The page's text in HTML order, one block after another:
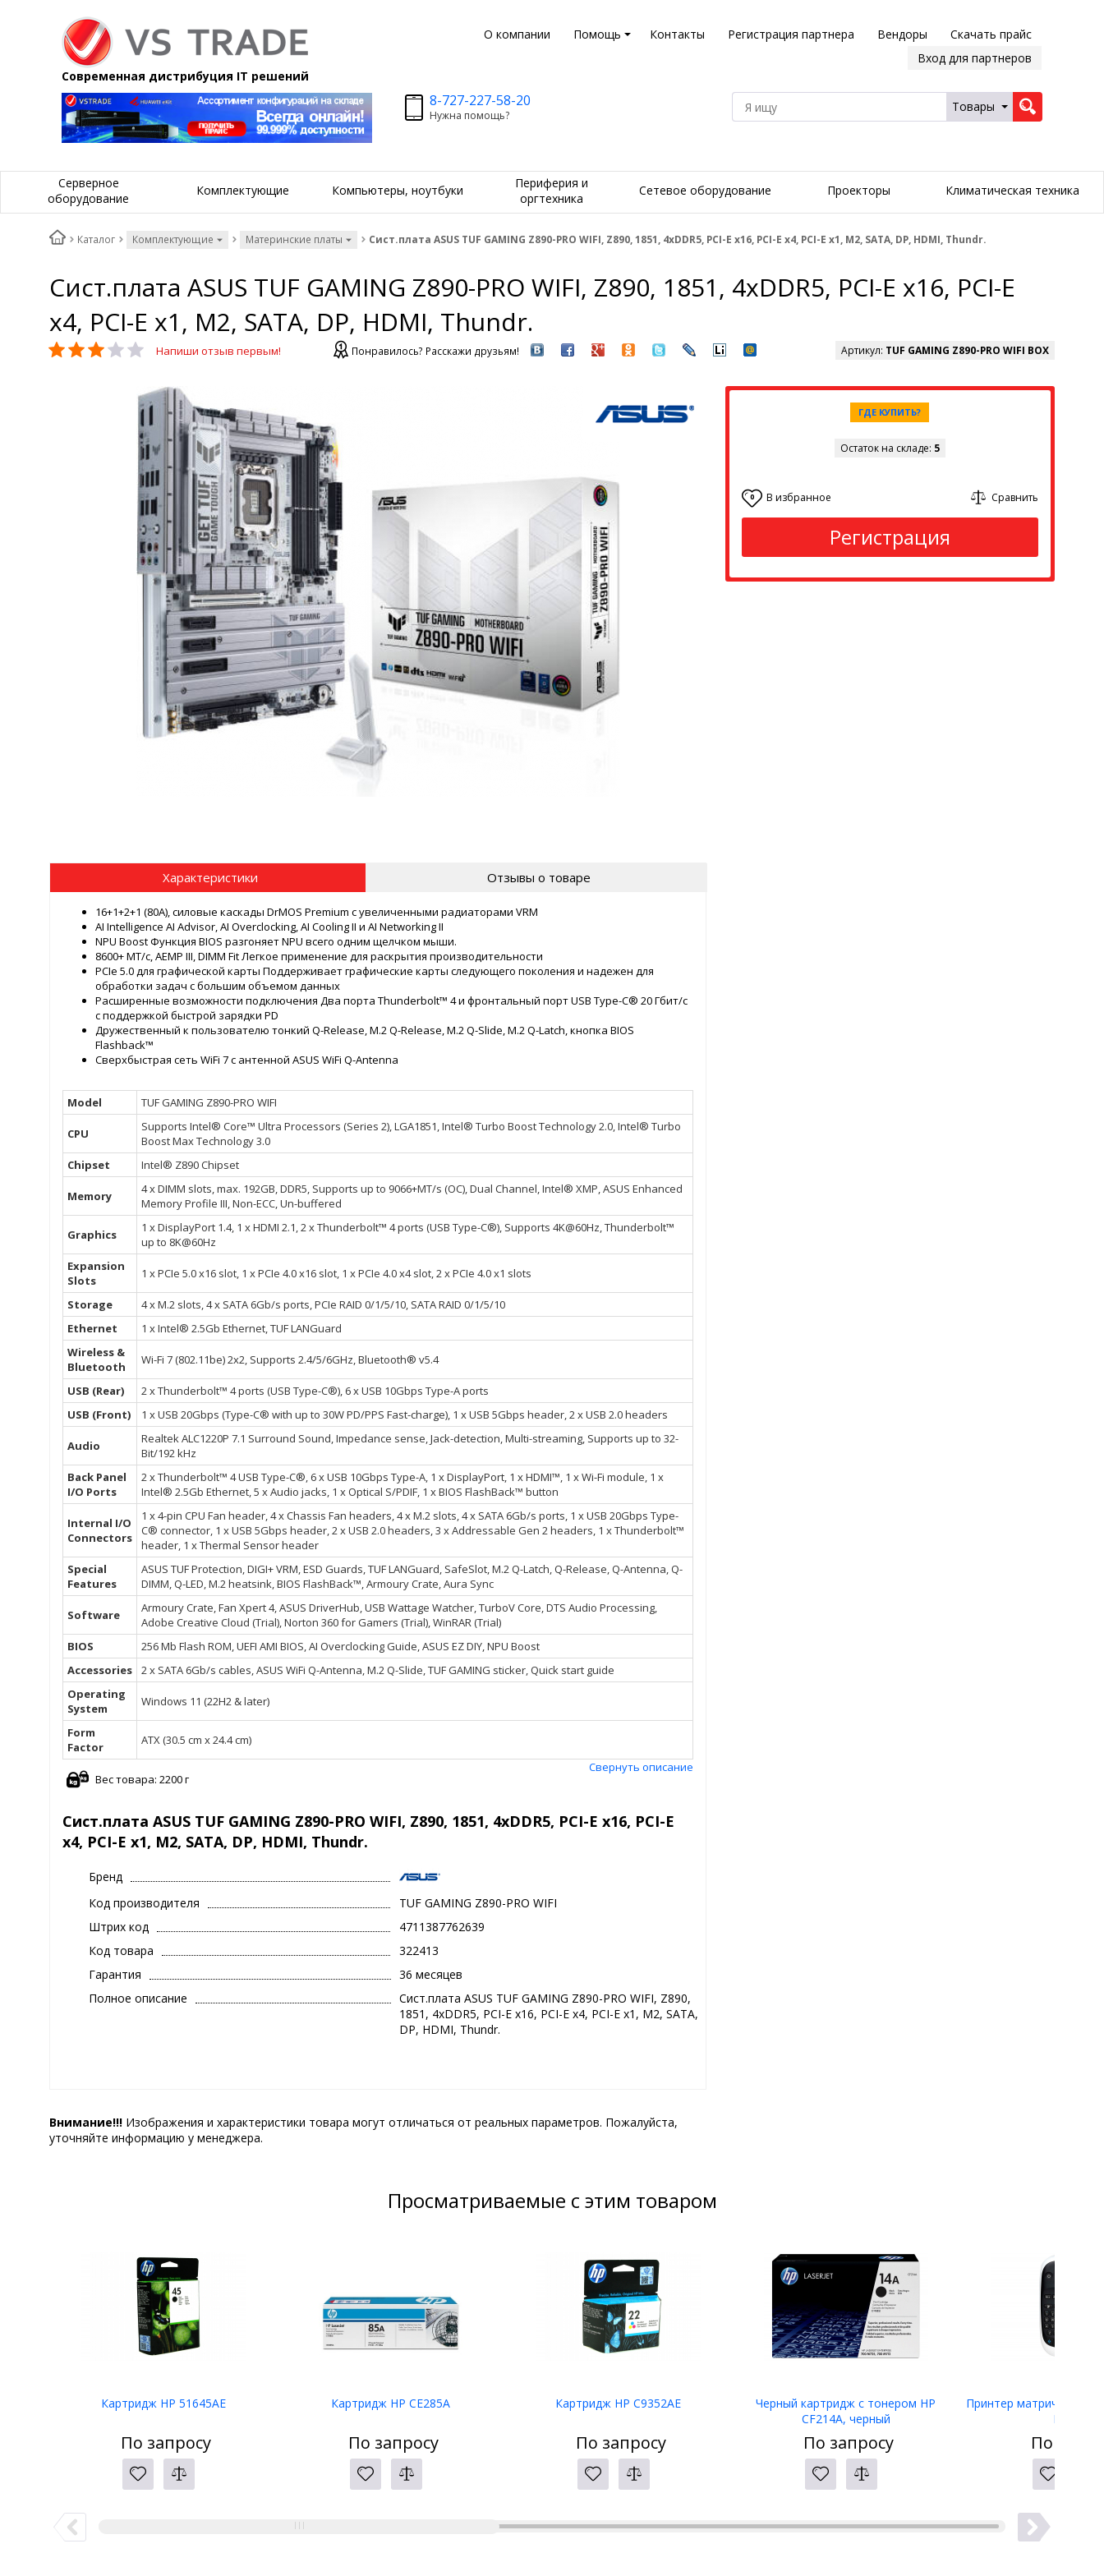
О компании Помощь Контакты Регистрация партнера Вендоры
Скачать прайс
Вход для партнеров
Современная дистрибуция IT решений
8-727-227-58-20
Нужна помощь?
Товары
Серверное
оборудование
Комплектующие Компьютеры, ноутбуки
Периферия и
оргтехника
Сетевое оборудование Проекторы Климатическая техника
Каталог Комплектующие Материнские платы Сист.плата ASUS TUF GAMING Z890-PRO WIFI, Z890, 1851, 4xDDR5, PCI-E x16, PCI-E x4, PCI-E x1, M2, SATA, DP, HDMI, Thundr.
Сист.плата ASUS TUF GAMING Z890-PRO WIFI, Z890, 1851, 4xDDR5, PCI-E x16, PCI-E
x4, PCI-E x1, M2, SATA, DP, HDMI, Thundr.
Напиши отзыв первым! Понравилось? Расскажи друзьям! Артикул: TUF GAMING Z890-PRO WIFI BOX
ГДЕ КУПИТЬ?
Остаток на складе: 5
0 В избранное Сравнить
Регистрация
Характеристики Отзывы о товаре
16+1+2+1 (80A), силовые каскады DrMOS Premium с увеличенными радиаторами VRM
AI Intelligence AI Advisor, AI Overclocking, AI Cooling II и AI Networking II
NPU Boost Функция BIOS разгоняет NPU всего одним щелчком мыши.
8600+ МТ/с, AEMP III, DIMM Fit Легкое применение для раскрытия производительности
PCIe 5.0 для графической карты Поддерживает графические карты следующего поколения и надежен для
обработки задач с большим объемом данных
Расширенные возможности подключения Два порта Thunderbolt™ 4 и фронтальный порт USB Type-C® 20 Гбит/с
с поддержкой быстрой зарядки PD
Дружественный к пользователю тонкий Q-Release, M.2 Q-Release, M.2 Q-Slide, M.2 Q-Latch, кнопка BIOS
Flashback™
Сверхбыстрая сеть WiFi 7 с антенной ASUS WiFi Q-Antenna
Model TUF GAMING Z890-PRO WIFI
CPU
Supports Intel® Core™ Ultra Processors (Series 2), LGA1851, Intel® Turbo Boost Technology 2.0, Intel® Turbo
Boost Max Technology 3.0
Chipset
Intel® Z890 Chipset
Memory
4 x DIMM slots, max. 192GB, DDR5, Supports up to 9066+MT/s (OC), Dual Channel, Intel® XMP, ASUS Enhanced
Memory Profile III, Non-ECC, Un-buffered
Graphics
1 x DisplayPort 1.4, 1 x HDMI 2.1, 2 x Thunderbolt™ 4 ports (USB Type-C®), Supports 4K@60Hz, Thunderbolt™
up to 8K@60Hz
Expansion
Slots
1 x PCIe 5.0 x16 slot, 1 x PCIe 4.0 x16 slot, 1 x PCIe 4.0 x4 slot, 2 x PCIe 4.0 x1 slots
Storage
4 x M.2 slots, 4 x SATA 6Gb/s ports, PCIe RAID 0/1/5/10, SATA RAID 0/1/5/10
Ethernet
1 x Intel® 2.5Gb Ethernet, TUF LANGuard
Wireless &
Bluetooth
Wi-Fi 7 (802.11be) 2x2, Supports 2.4/5/6GHz, Bluetooth® v5.4
USB (Rear)
2 x Thunderbolt™ 4 ports (USB Type-C®), 6 x USB 10Gbps Type-A ports
USB (Front)
1 x USB 20Gbps (Type-C® with up to 30W PD/PPS Fast-charge), 1 x USB 5Gbps header, 2 x USB 2.0 headers
Audio
Realtek ALC1220P 7.1 Surround Sound, Impedance sense, Jack-detection, Multi-streaming, Supports up to 32-
Bit/192 kHz
Back Panel
I/O Ports
2 x Thunderbolt™ 4 USB Type-C®, 6 x USB 10Gbps Type-A, 1 x DisplayPort, 1 x HDMI™, 1 x Wi-Fi module, 1 x
Intel® 2.5Gb Ethernet, 5 x Audio jacks, 1 x Optical S/PDIF, 1 x BIOS FlashBack™ button
Internal I/O
Connectors
1 x 4-pin CPU Fan header, 4 x Chassis Fan headers, 4 x M.2 slots, 4 x SATA 6Gb/s ports, 1 x USB 20Gbps Type-
C® connector, 1 x USB 5Gbps header, 2 x USB 2.0 headers, 3 x Addressable Gen 2 headers, 1 x Thunderbolt™
header, 1 x Thermal Sensor header
Special
Features
ASUS TUF Protection, DIGI+ VRM, ESD Guards, TUF LANGuard, SafeSlot, M.2 Q-Latch, Q-Release, Q-Antenna, Q-
DIMM, Q-LED, M.2 heatsink, BIOS FlashBack™, Armoury Crate, Aura Sync
Software
Armoury Crate, Fan Xpert 4, ASUS DriverHub, USB Wattage Watcher, TurboV Core, DTS Audio Processing,
Adobe Creative Cloud (Trial), Norton 360 for Gamers (Trial), WinRAR (Trial)
BIOS
256 Mb Flash ROM, UEFI AMI BIOS, AI Overclocking Guide, ASUS EZ DIY, NPU Boost
Accessories
2 x SATA 6Gb/s cables, ASUS WiFi Q-Antenna, M.2 Q-Slide, TUF GAMING sticker, Quick start guide
Operating
System
Windows 11 (22H2 & later)
Form
Factor
ATX (30.5 cm x 24.4 cm)
Свернуть описание
Вес товара: 2200 г
Сист.плата ASUS TUF GAMING Z890-PRO WIFI, Z890, 1851, 4xDDR5, PCI-E x16, PCI-E
x4, PCI-E x1, M2, SATA, DP, HDMI, Thundr.
Бренд
Код производителя
TUF GAMING Z890-PRO WIFI
Штрих код
4711387762639
Код товара
322413
Гарантия
36 месяцев
Полное описание
Сист.плата ASUS TUF GAMING Z890-PRO WIFI, Z890,
1851, 4xDDR5, PCI-E x16, PCI-E x4, PCI-E x1, M2, SATA,
DP, HDMI, Thundr.
Внимание!!! Изображения и характеристики товара могут отличаться от реальных параметров. Пожалуйста,
уточняйте информацию у менеджера.
Просматриваемые с этим товаром
Картридж HP 51645AE
По запросу
Картридж HP CE285A
По запросу
Картридж HP C9352AE
По запросу
Черный картридж с тонером HP
CF214A, черный
По запросу
Принтер матричный
LW-400
По